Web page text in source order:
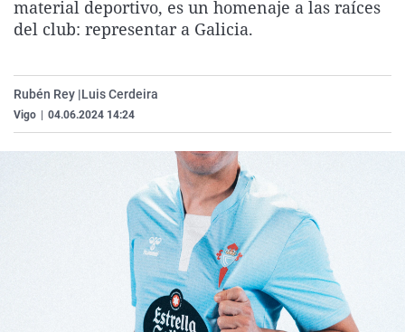
La rosa de los vientos
Como el perro y el
Caso
Equipo de
Extremadura
La Rioja
Virales
Elecciones
material deportivo, es un homenaje a las raíces
del club: representar a Galicia.
Rubén Rey |Luis Cerdeira
Vigo 04.06.2024 14:24